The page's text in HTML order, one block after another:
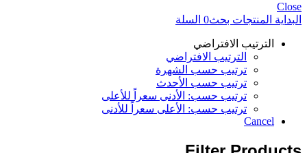
Close
البداية المنتجات بحث0 السلة
الترتيب الافتراضي
الترتيب الافتراضي
ترتيب حسب الشهرة
ترتيب حسب الأحدث
ترتيب حسب: الأدنى سعراً للأعلى
ترتيب حسب: الأعلى سعراً للأدنى
Cancel